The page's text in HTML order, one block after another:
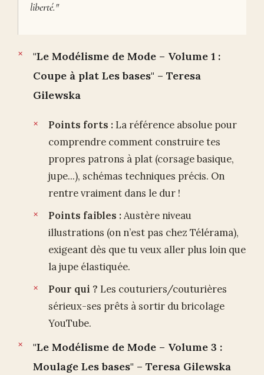
liberté."
"Le Modélisme de Mode – Volume 1 :
Coupe à plat Les bases" – Teresa
Gilewska
Points forts : La référence absolue pour
comprendre comment construire tes
propres patrons à plat (corsage basique,
jupe...), schémas techniques précis. On
rentre vraiment dans le dur !
Points faibles :Austère niveau
illustrations (on n’est pas chez Télérama),
exigeant dès que tu veux aller plus loin que
la jupe élastiquée.
Pour qui ? Les couturiers/couturières
sérieux-ses prêts à sortir du bricolage
YouTube.
"Le Modélisme de Mode – Volume 3 :
Moulage Les bases" – Teresa Gilewska